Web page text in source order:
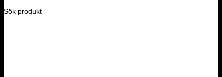
Sök produkt